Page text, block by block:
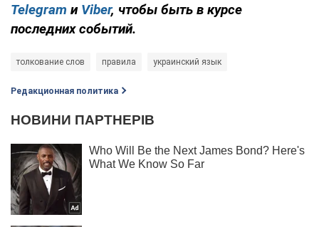
Telegram и Viber, чтобы быть в курсе
последних событий.
толкование слов правила украинский язык
Редакционная политика